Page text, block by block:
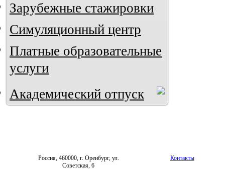
Зарубежные стажировки
Симуляционный центр
Платные образовательные
услуги
Академический отпуск
Россия, 460000, г. Оренбург, ул.
Советская, 6
Контакты